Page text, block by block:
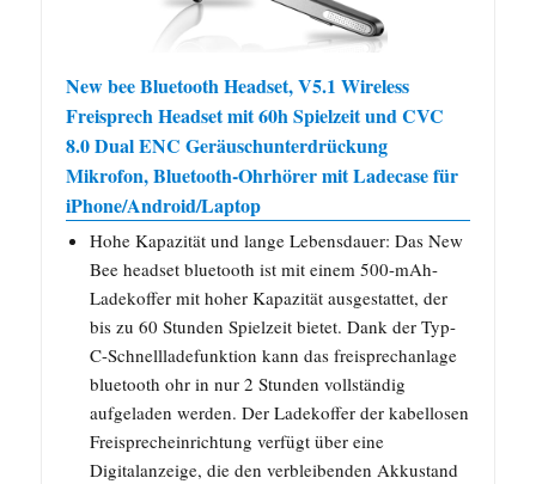
New bee Bluetooth Headset, V5.1 Wireless
Freisprech Headset mit 60h Spielzeit und CVC
8.0 Dual ENC Geräuschunterdrückung
Mikrofon, Bluetooth-Ohrhörer mit Ladecase für
iPhone/Android/Laptop
Hohe Kapazität und lange Lebensdauer: Das New
Bee headset bluetooth ist mit einem 500-mAh-
Ladekoffer mit hoher Kapazität ausgestattet, der
bis zu 60 Stunden Spielzeit bietet. Dank der Typ-
C-Schnellladefunktion kann das freisprechanlage
bluetooth ohr in nur 2 Stunden vollständig
aufgeladen werden. Der Ladekoffer der kabellosen
Freisprecheinrichtung verfügt über eine
Digitalanzeige, die den verbleibenden Akkustand